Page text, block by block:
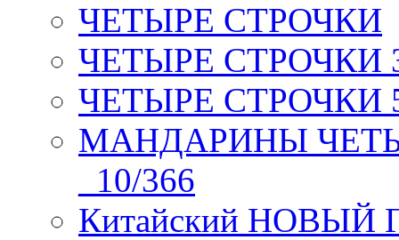
ЧЕТЫРЕ СТРОЧКИ
ЧЕТЫРЕ СТРОЧКИ 3
ЧЕТЫРЕ СТРОЧКИ 5
МАНДАРИНЫ
_10/366
Китайский НОВЫЙ